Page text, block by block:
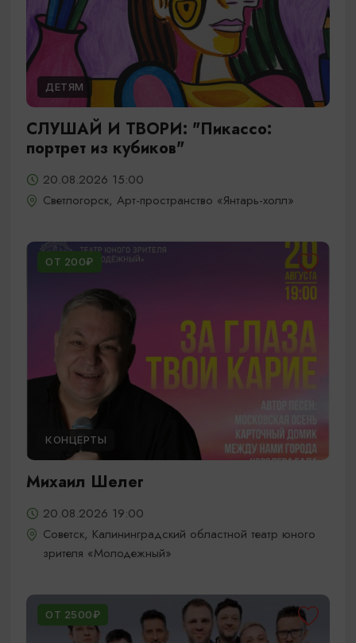
ДЕТЯМ
СЛУШАЙ И ТВОРИ: "Пикассо:
портрет из кубиков"
20.08.2026 15:00
Светлогорск, Арт-пространство «Янтарь-холл»
ОТ 200₽
КОНЦЕРТЫ
Михаил Шелег
20.08.2026 19:00
Советск, Калининградский областной театр юного
зрителя «Молодежный»
ОТ 2500₽